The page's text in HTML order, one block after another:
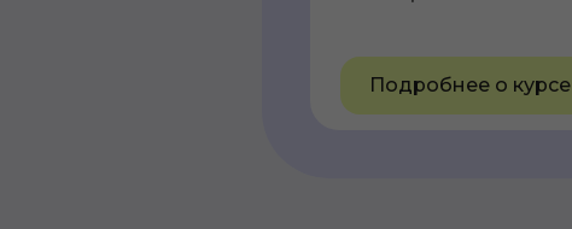
Подробнее о курсе